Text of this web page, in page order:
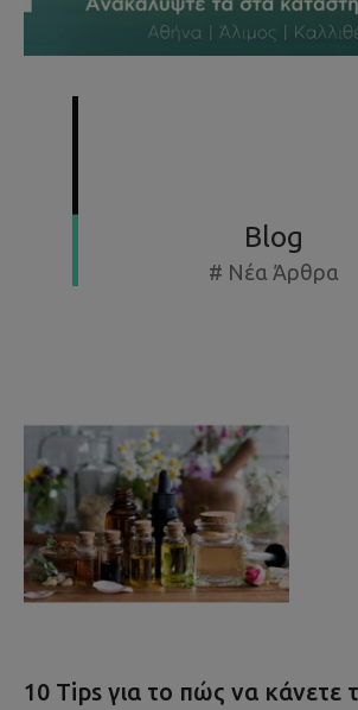
Blog
# Νέα Άρθρα
10 Tips για το πώς να κάνετε